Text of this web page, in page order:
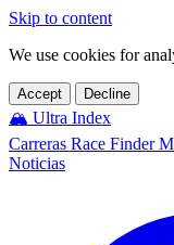
Skip to content
We use cookies for
Accept Decline
🏔️ Ultra Index
Carreras Race Finder
Noticias